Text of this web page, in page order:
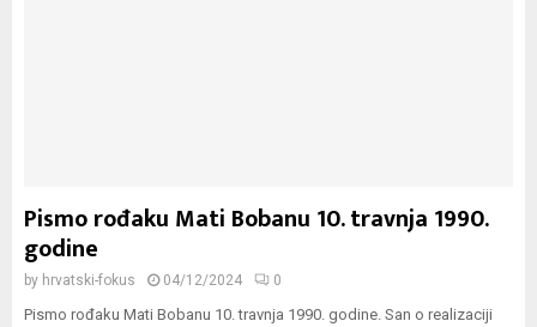
Pismo rođaku Mati Bobanu 10. travnja 1990.
godine
by hrvatski-fokus 04/12/2024 0
Pismo rođaku Mati Bobanu 10. travnja 1990. godine. San o realizaciji